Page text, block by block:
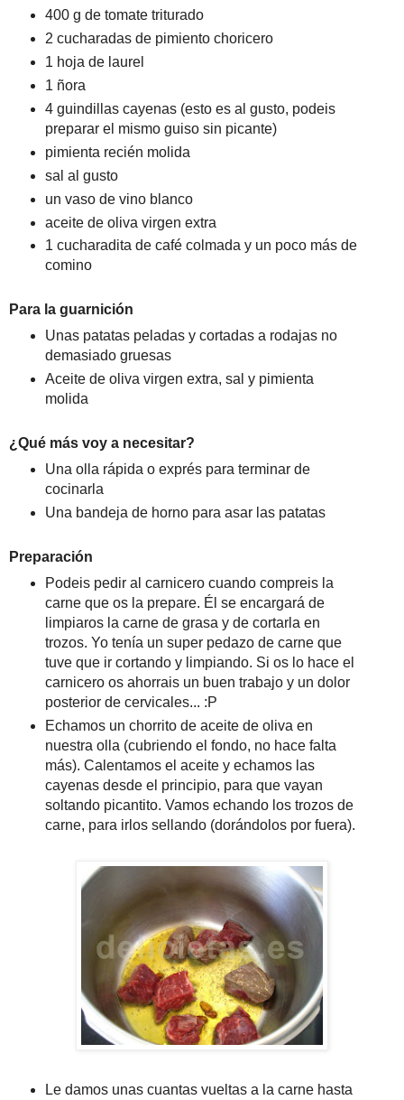
400 g de tomate triturado
2 cucharadas de pimiento choricero
1 hoja de laurel
1 ñora
4 guindillas cayenas (esto es al gusto, podeis
preparar el mismo guiso sin picante)
pimienta recién molida
sal al gusto
un vaso de vino blanco
aceite de oliva virgen extra
1 cucharadita de café colmada y un poco más de
comino
Para la guarnición
Unas patatas peladas y cortadas a rodajas no
demasiado gruesas
Aceite de oliva virgen extra, sal y pimienta
molida
¿Qué más voy a necesitar?
Una olla rápida o exprés para terminar de
cocinarla
Una bandeja de horno para asar las patatas
Preparación
Podeis pedir al carnicero cuando compreis la
carne que os la prepare. Él se encargará de
limpiaros la carne de grasa y de cortarla en
trozos. Yo tenía un super pedazo de carne que
tuve que ir cortando y limpiando. Si os lo hace el
carnicero os ahorrais un buen trabajo y un dolor
posterior de cervicales... :P
Echamos un chorrito de aceite de oliva en
nuestra olla (cubriendo el fondo, no hace falta
más). Calentamos el aceite y echamos las
cayenas desde el principio, para que vayan
soltando picantito. Vamos echando los trozos de
carne, para irlos sellando (dorándolos por fuera).
Le damos unas cuantas vueltas a la carne hasta